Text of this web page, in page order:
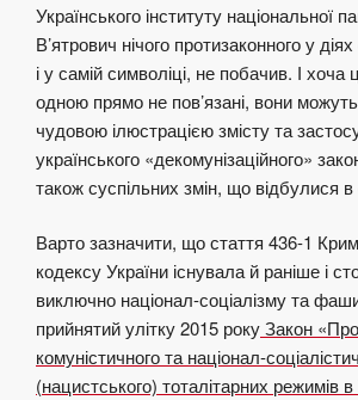
Українського інституту національної
В’ятрович нічого протизаконного у діях
і у самій символіці, не побачив. І хоча
одною прямо не пов’язані, вони
чудовою ілюстрацією змісту та
українського «декомунізаційного»
також суспільних змін, що відбулися в
Варто зазначити, що стаття 436-1
кодексу України існувала й раніше і
виключно націонал-соціалізму та
прийнятий улітку 2015 рокуЗакон
комуністичного та націонал-
(нацистського) тоталітарних режимів в